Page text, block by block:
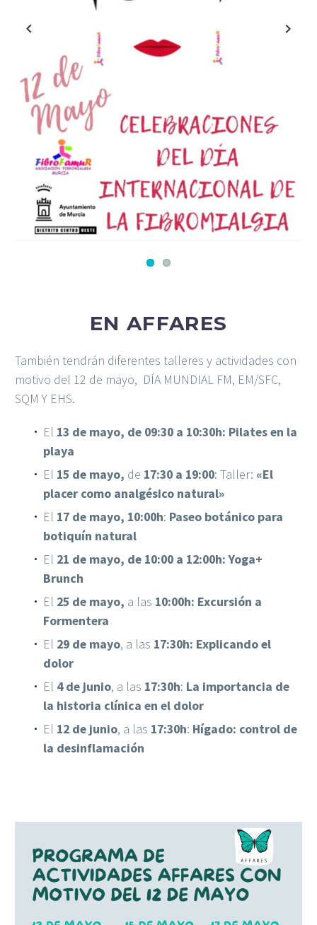
EN AFFARES
También tendrán diferentes talleres y actividades con
motivo del 12 de mayo, DÍA MUNDIAL FM, EM/SFC,
SQM Y EHS.
El 13 de mayo, de 09:30 a 10:30h: Pilates en la
playa
El 15 de mayo, de 17:30 a 19:00: Taller: «El
placer como analgésico natural»
El 17 de mayo, 10:00h: Paseo botánico para
botiquín natural
El 21 de mayo, de 10:00 a 12:00h: Yoga+
Brunch
El 25 de mayo, a las 10:00h: Excursión a
Formentera
El 29 de mayo, a las 17:30h: Explicando el
dolor
El 4 de junio, a las 17:30h: La importancia de
la historia clínica en el dolor
El 12 de junio, a las 17:30h: Hígado: control de
la desinflamación